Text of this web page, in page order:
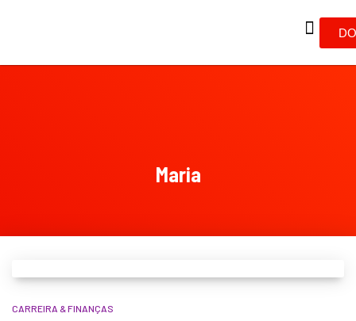
Maria
CARREIRA & FINANÇAS